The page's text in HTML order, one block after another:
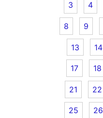
3 4
8 9
13 14
17 18
21 22
25 26